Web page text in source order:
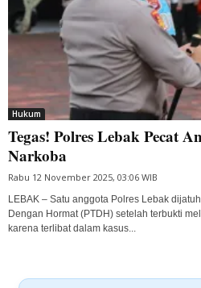
Hukum
Tegas! Polres Lebak Pecat
Narkoba
Rabu 12 November 2025, 03:06 WIB
LEBAK – Satu anggota Polres Lebak
Dengan Hormat (PTDH) setelah terbukti
karena terlibat dalam kasus...